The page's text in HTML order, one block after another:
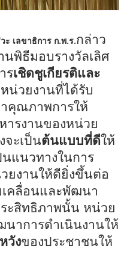
เลขาธิการ ก.พ.ร.กล่าว
นพิธีมอบรางวัลเลิศ
รเชิดชูเกียรติและ
น่วยงานที่ได้รับ
คุณภาพการให้
ารงานของหน่วย
ะเป็นต้นแบบที่ดีให้
แนวทางในการ
ยงานให้ดียิ่งขึ้นต่อ
คลื่อนและพัฒนา
ะสิทธิภาพนั้น หน่วย
าการดำเนินงานให้
วังของประชาชนให้